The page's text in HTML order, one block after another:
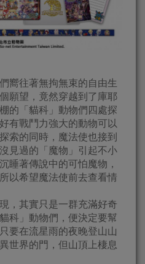
嚮往著無拘無束的自由生
願望，竟然穿越到了庫耶
的「貓科」動物們四處探
有戰鬥力強大的動物可以
索的同時，魔法使也接到
見過的「魔物」引起不小
睡著傳說中的可怕魔物，
以希望魔法使前去查看情
，其實只是一群充滿好奇
科」動物們，便決定要幫
要在流星雨的夜晚登山山
世界的門，但山頂上棲息